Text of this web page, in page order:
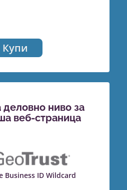
Купи
деловно ниво за
веб-страница
Business ID Wildcard